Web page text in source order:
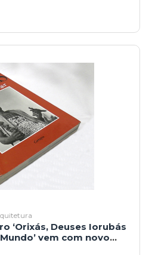
‘Orixás, Deuses Iorubás
vem com novo